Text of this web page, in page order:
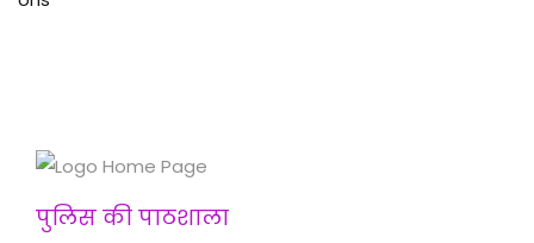
पुलिस की पाठशाला